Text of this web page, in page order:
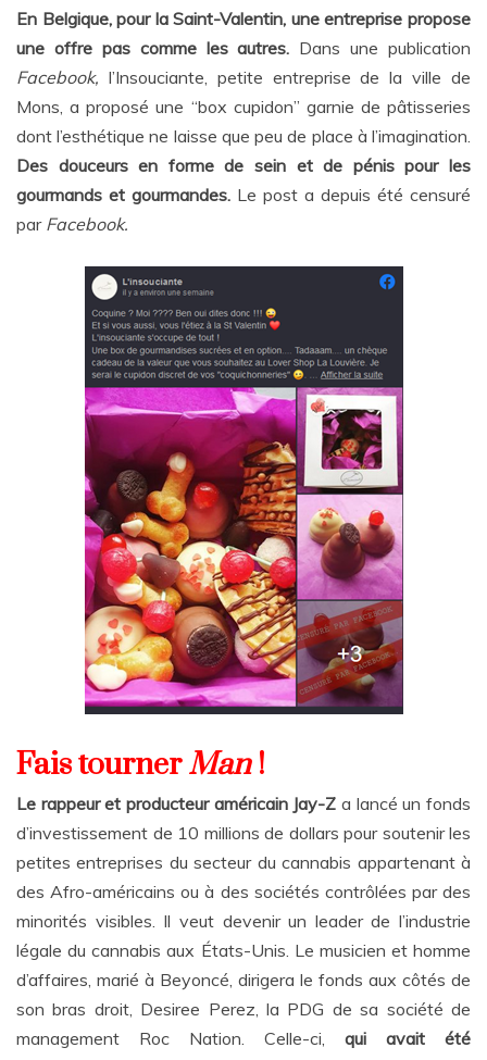
En Belgique, pour la Saint-Valentin, une entreprise propose
une offre pas comme les autres. Dans une publication
Facebook, l’Insouciante, petite entreprise de la ville de
Mons, a proposé une “box cupidon” garnie de pâtisseries
dont l’esthétique ne laisse que peu de place à l’imagination.
Des douceurs en forme de sein et de pénis pour les
gourmands et gourmandes. Le post a depuis été censuré
par Facebook.
Fais tournerMan!
Le rappeur et producteur américain Jay-Z a lancé un fonds
d’investissement de 10 millions de dollars pour soutenir les
petites entreprises du secteur du cannabis appartenant à
des Afro-américains ou à des sociétés contrôlées par des
minorités visibles. Il veut devenir un leader de l’industrie
légale du cannabis aux États-Unis. Le musicien et homme
d’affaires, marié à Beyoncé, dirigera le fonds aux côtés de
son bras droit, Desiree Perez, la PDG de sa société de
management Roc Nation. Celle-ci, qui avait été